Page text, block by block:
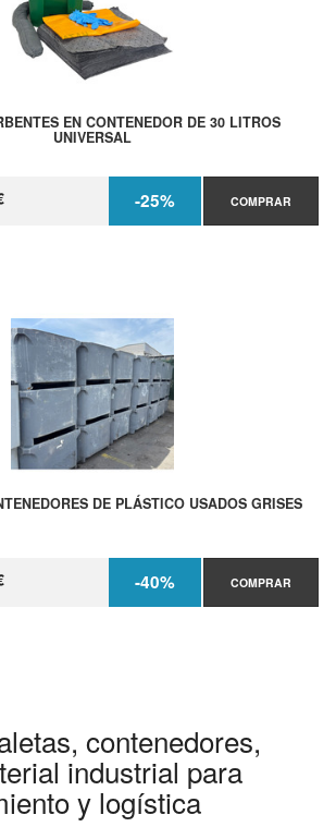
EN CONTENEDOR DE 30 LITROS
UNIVERSAL
-25% COMPRAR
DE PLÁSTICO USADOS GRISES
-40% COMPRAR
contenedores,
industrial para
y logística